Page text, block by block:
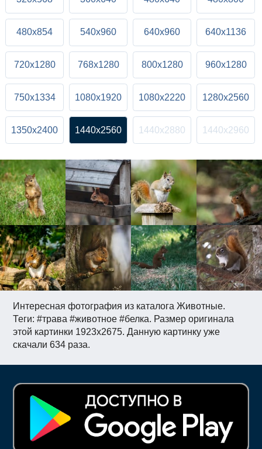
Интересная фотография из каталога Животные.
Теги: #трава #животное #белка. Размер оригинала
этой картинки 1923x2675. Данную картинку уже
скачали 634 раза.
480x854 540x960 640x960 640x1136
720x1280 768x1280 800x1280 960x1280
750x1334 1080x1920 1080x2220 1280x2560
1350x2400 1440x2560 1440x2880 1440x2960